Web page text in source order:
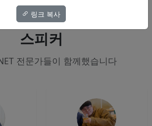
스피커
전문가들이 함께했습니다
링크 복사